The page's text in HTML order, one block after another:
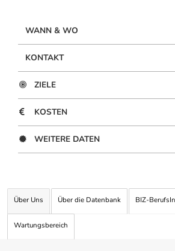
WANN & WO
KONTAKT
ZIELE
KOSTEN
WEITERE DATEN
Über Uns Über die Datenbank BIZ-
Wartungsbereich